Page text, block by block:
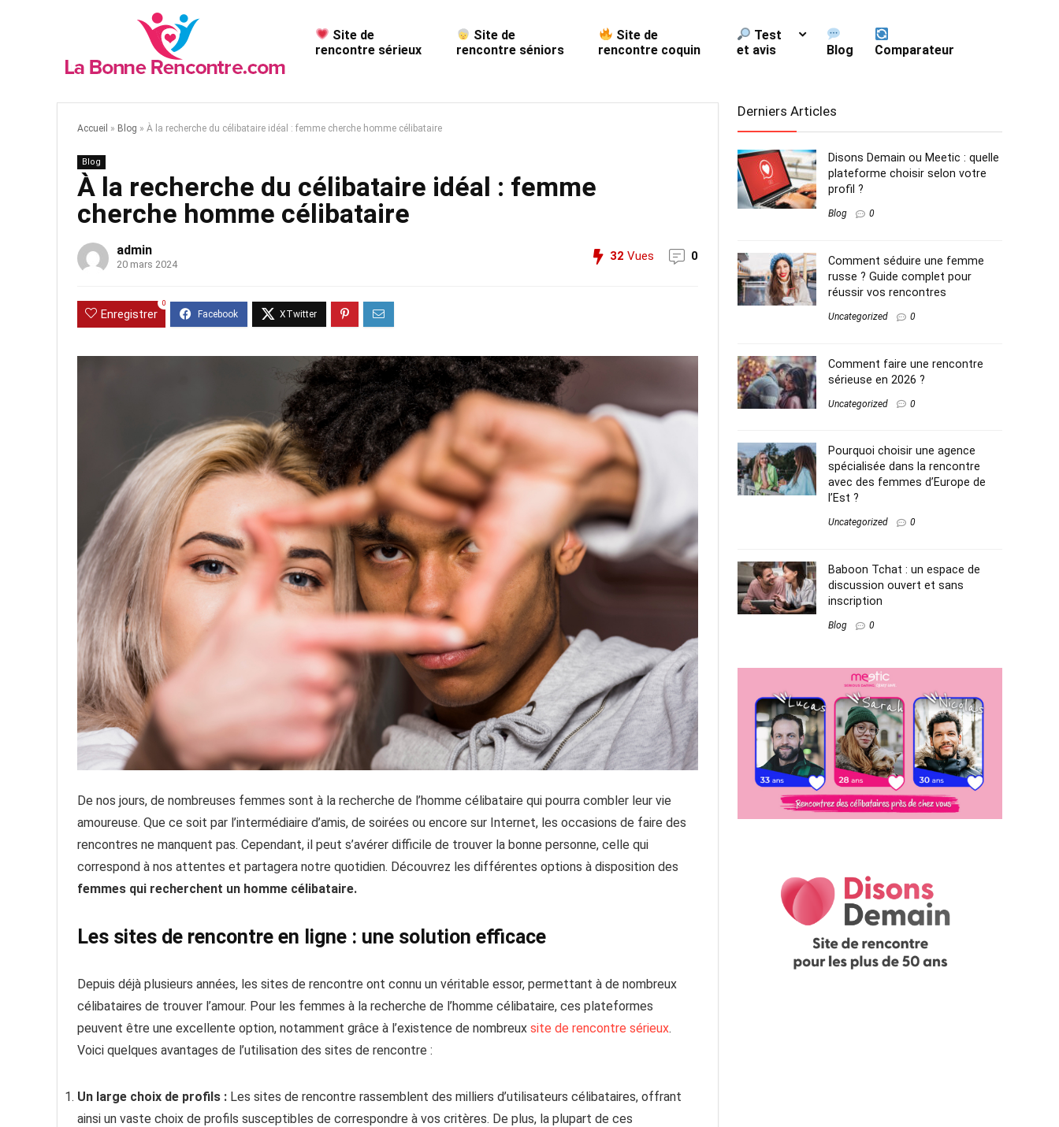
Site de
rencontre sérieux
Site de
rencontre séniors
Site de
rencontre coquin
Test
et avis
Blog Comparateur
Accueil » Blog » À la recherche du célibataire idéal : femme cherche homme célibataire
Blog
À la recherche du célibataire idéal : femme
cherche homme célibataire
admin
20 mars 2024
32 Vues 0
Enregistrer
0
De nos jours, de nombreuses femmes sont à la recherche de l’homme célibataire qui pourra combler leur vie
amoureuse. Que ce soit par l’intermédiaire d’amis, de soirées ou encore sur Internet, les occasions de faire des
rencontres ne manquent pas. Cependant, il peut s’avérer difficile de trouver la bonne personne, celle qui
correspond à nos attentes et partagera notre quotidien. Découvrez les différentes options à disposition des
femmes qui recherchent un homme célibataire.
Les sites de rencontre en ligne : une solution efficace
Depuis déjà plusieurs années, les sites de rencontre ont connu un véritable essor, permettant à de nombreux
célibataires de trouver l’amour. Pour les femmes à la recherche de l’homme célibataire, ces plateformes
peuvent être une excellente option, notamment grâce à l’existence de nombreux site de rencontre sérieux.
Voici quelques avantages de l’utilisation des sites de rencontre :
Un large choix de profils : Les sites de rencontre rassemblent des milliers d’utilisateurs célibataires, offrant
ainsi un vaste choix de profils susceptibles de correspondre à vos critères. De plus, la plupart de ces
Derniers Articles
Disons Demain ou Meetic : quelle
plateforme choisir selon votre
profil ?
Blog 0
Comment séduire une femme
russe ? Guide complet pour
réussir vos rencontres
Uncategorized 0
Comment faire une rencontre
sérieuse en 2026 ?
Uncategorized 0
Pourquoi choisir une agence
spécialisée dans la rencontre
avec des femmes d’Europe de
l’Est ?
Uncategorized 0
Baboon Tchat : un espace de
discussion ouvert et sans
inscription
Blog 0